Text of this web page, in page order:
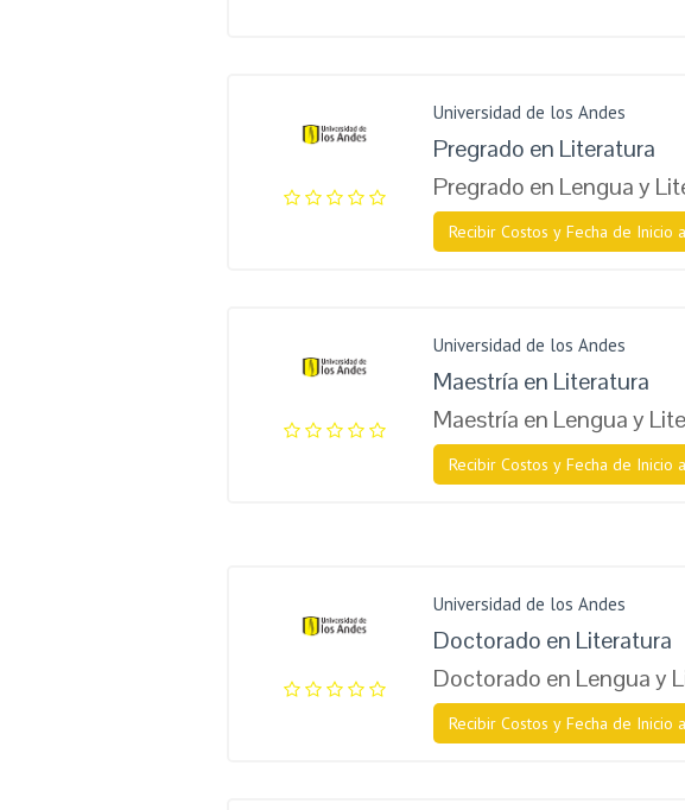
Universidad de los Andes
Pregrado en Literatura
Pregrado en Lengua y
Recibir Costos y Fecha de Inicio
Universidad de los Andes
Maestría en Literatura
Maestría en Lengua y
Recibir Costos y Fecha de Inicio
Universidad de los Andes
Doctorado en Literatura
Doctorado en Lengua y
Recibir Costos y Fecha de Inicio